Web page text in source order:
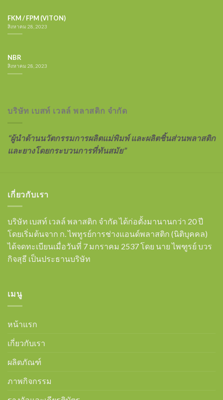
FKM / FPM (VITON)
สิงหาคม 28, 2023
NBR
สิงหาคม 28, 2023
บริษัท เบสท์ เวลล์ พลาสติก จำกัด
“ผู้นำด้านนวัตกรรมการผลิตแม่พิมพ์ และผลิตชิ้นส่วนพลาสติก
และยางโดยกระบวนการที่ทันสมัย”
เกี่ยวกับเรา
บริษัท เบสท์ เวลล์ พลาสติก จำกัด ได้ก่อตั้งมานานกว่า 20 ปี
โดยเริ่มต้นจาก ก. ไพทูรย์การช่างแอนด์พลาสติก (นิติบุคคล)
ได้จดทะเบียนเมื่อวันที่ 7 มกราคม 2537 โดย นาย ไพฑูรย์ บวร
กิจสุธี เป็นประธานบริษัท
เมนู
หน้าแรก
เกี่ยวกับเรา
ผลิตภัณฑ์
ภาพกิจกรรม